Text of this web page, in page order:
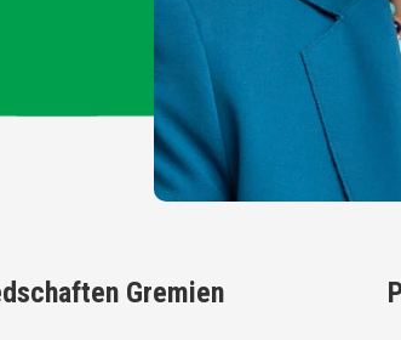
Gremien